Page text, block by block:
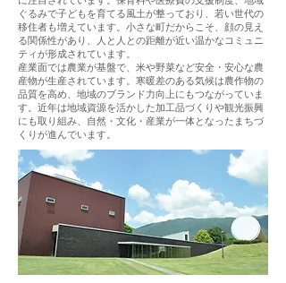
ぐるみで子どもを育てる風土が整っており、若い世代の
移住者も増えています。小さな町だからこそ、顔の見え
る関係性があり、人と人との距離が近い温かなコミュニ
ティが形成されています。
産業面では農業が基盤で、米や野菜など安全・安心な農
産物が生産されています。寒暖差のある気候は農作物の
品質を高め、地域のブランド力向上にもつながっていま
す。近年は地域資源を活かした加工品づくりや観光振興
にも取り組み、自然・文化・産業が一体となったまちづ
くりが進んでいます。